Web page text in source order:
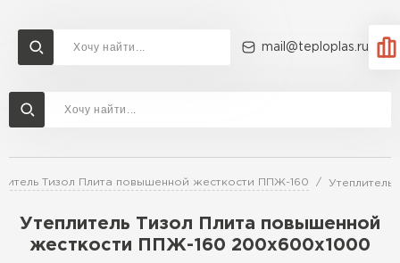
mail@teploplas.ru
Тизол Плита повышенной жесткости ППЖ-160
Утеплитель Тизол Плита повышенной
жесткости ППЖ-160 200х600х1000
Доставка и оплата
Утеплитель Ветонит
Утеплитель Технониколь
Утеплитель Rockwool